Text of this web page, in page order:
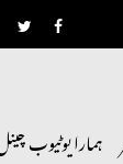
ہمارا یوٹیوب